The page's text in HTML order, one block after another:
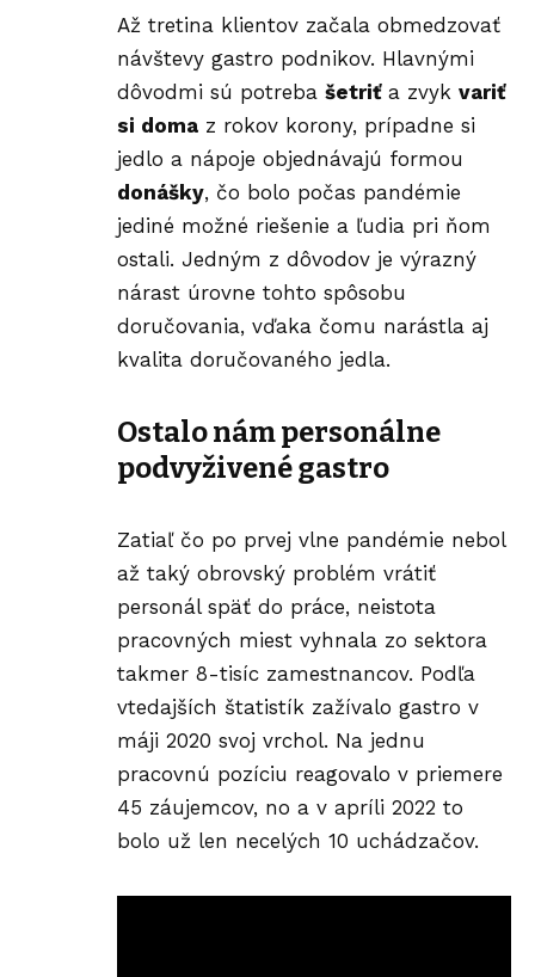
Až tretina klientov začala obmedzovať
návštevy gastro podnikov. Hlavnými
dôvodmi sú potreba šetriťa zvyk variť
si doma z rokov korony, prípadne si
jedlo a nápoje objednávajú formou
donášky, čo bolo počas pandémie
jediné možné riešenie a ľudia pri ňom
ostali. Jedným z dôvodov je výrazný
nárast úrovne tohto spôsobu
doručovania, vďaka čomu narástla aj
kvalita doručovaného jedla.
Ostalo nám personálne
podvyživené gastro
Zatiaľ čo po prvej vlne pandémie nebol
až taký obrovský problém vrátiť
personál späť do práce, neistota
pracovných miest vyhnala zo sektora
takmer 8-tisíc zamestnancov. Podľa
vtedajších štatistík zažívalo gastro v
máji 2020 svoj vrchol. Na jednu
pracovnú pozíciu reagovalo v priemere
45 záujemcov, no a v apríli 2022 to
bolo už len necelých 10 uchádzačov.